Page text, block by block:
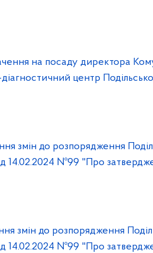
на посаду директора
центр
змін до розпорядження
14.02.2024 №99 "Про
змін до розпорядження
14.02.2024 №99 "Про